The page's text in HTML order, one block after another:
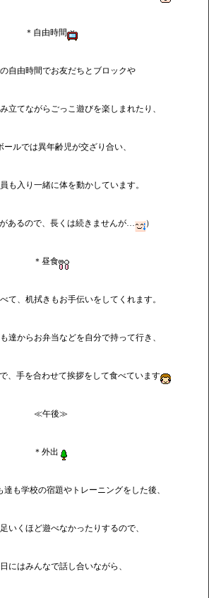
＊自由時間
自由時間でお友だちとブロックや
立てながらごっこ遊びを楽しまれたり、
ールでは異年齢児が交ざり合い、
も入り一緒に体を動かしています。
あるので、長くは続きませんが… ）
＊昼食
て、机拭きもお手伝いをしてくれます。
達からお弁当などを自分で持って行き、
、手を合わせて挨拶をして食べています
≪午後≫
＊外出
も学校の宿題やトレーニングをした後、
いくほど遊べなかったりするので、
にはみんなで話し合いながら、